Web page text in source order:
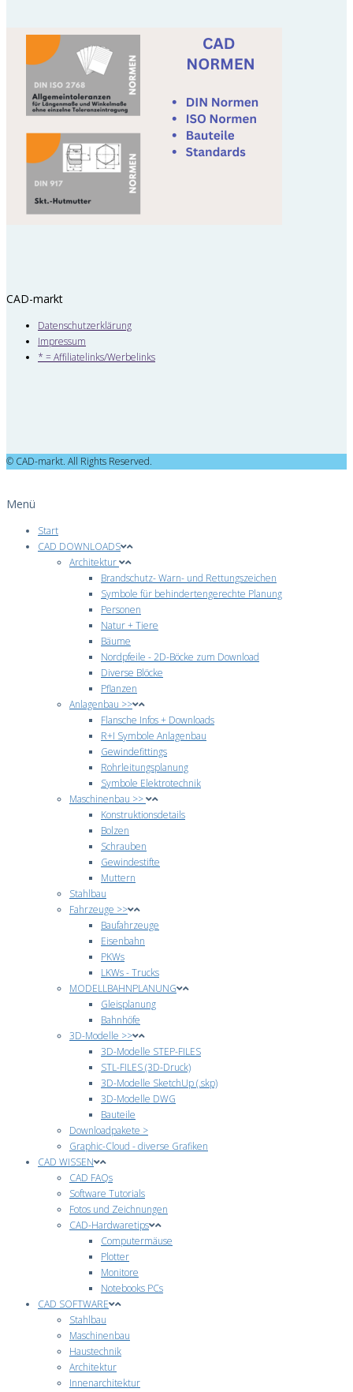
CAD-markt
Datenschutzerklärung
Impressum
* = Affiliatelinks/Werbelinks
© CAD-markt. All Rights Reserved.
Menü
Start
CAD DOWNLOADS
Architektur
Brandschutz- Warn- und Rettungszeichen
Symbole für behindertengerechte Planung
Personen
Natur + Tiere
Bäume
Nordpfeile - 2D-Böcke zum Download
Diverse Blöcke
Pflanzen
Anlagenbau >>
Flansche Infos + Downloads
R+I Symbole Anlagenbau
Gewindefittings
Rohrleitungsplanung
Symbole Elektrotechnik
Maschinenbau >>
Konstruktionsdetails
Bolzen
Schrauben
Gewindestifte
Muttern
Stahlbau
Fahrzeuge >>
Baufahrzeuge
Eisenbahn
PKWs
LKWs - Trucks
MODELLBAHNPLANUNG
Gleisplanung
Bahnhöfe
3D-Modelle >>
3D-Modelle STEP-FILES
STL-FILES (3D-Druck)
3D-Modelle SketchUp (.skp)
3D-Modelle DWG
Bauteile
Downloadpakete >
Graphic-Cloud - diverse Grafiken
CAD WISSEN
CAD FAQs
Software Tutorials
Fotos und Zeichnungen
CAD-Hardwaretips
Computermäuse
Plotter
Monitore
Notebooks PCs
CAD SOFTWARE
Stahlbau
Maschinenbau
Haustechnik
Architektur
Innenarchitektur